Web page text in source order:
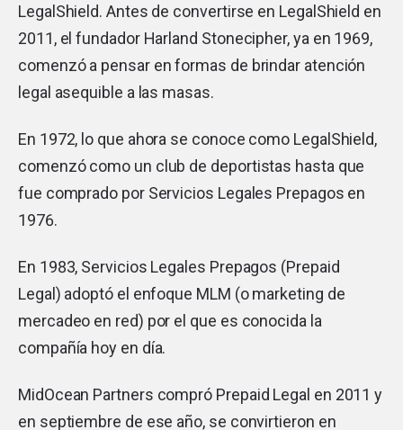
LegalShield. Antes de convertirse en LegalShield en
2011, el fundador Harland Stonecipher, ya en 1969,
comenzó a pensar en formas de brindar atención
legal asequible a las masas.
En 1972, lo que ahora se conoce como LegalShield,
comenzó como un club de deportistas hasta que
fue comprado por Servicios Legales Prepagos en
1976.
En 1983, Servicios Legales Prepagos (Prepaid
Legal) adoptó el enfoque MLM (o marketing de
mercadeo en red) por el que es conocida la
compañía hoy en día.
MidOcean Partners compró Prepaid Legal en 2011 y
en septiembre de ese año, se convirtieron en